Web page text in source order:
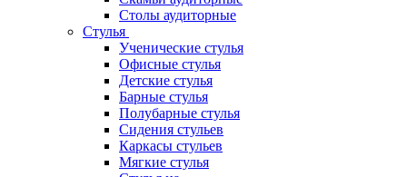
Столы аудиторные
Стулья
Ученические стулья
Офисные стулья
Детские стулья
Барные стулья
Полубарные стулья
Сидения стульев
Каркасы стульев
Мягкие стулья